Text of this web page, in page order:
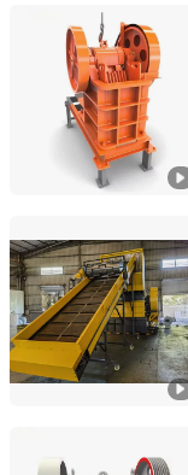
Nantong Haoshun
Jiangsu, China
Kuantu Machinery
Guangdong,
Nantong Haoshun